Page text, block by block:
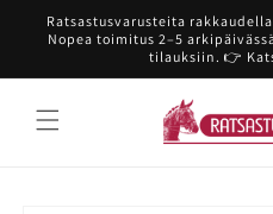
siirry
sisältöön
Ratsastusvarusteita
Nopea toimitus 2–5
tilauksiin. 👉